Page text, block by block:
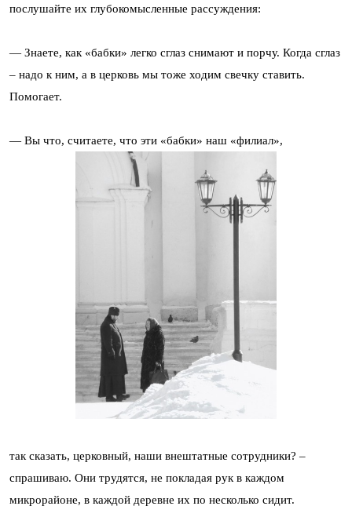
послушайте их глубокомысленные рассуждения:
— Знаете, как «бабки» легко сглаз снимают и порчу. Когда сглаз
– надо к ним, а в церковь мы тоже ходим свечку ставить.
Помогает.
— Вы что, считаете, что эти «бабки» наш «филиал»,
так сказать, церковный, наши внештатные сотрудники? –
спрашиваю. Они трудятся, не покладая рук в каждом
микрорайоне, в каждой деревне их по несколько сидит.